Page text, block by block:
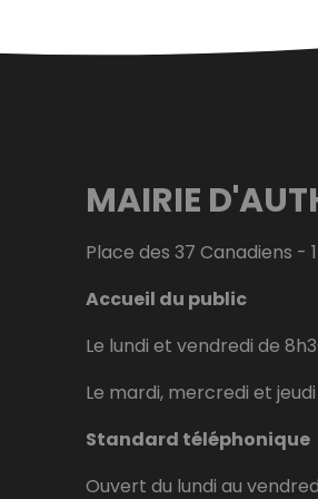
MAIRIE
Place des 37 Canadiens -
Accueil du public
Le lundi et vendredi de
Le mardi, mercredi et
Standard téléphonique
Ouvert du lundi au